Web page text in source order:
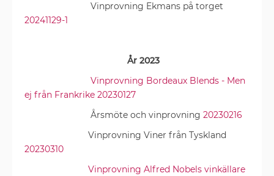
Vinprovning Ekmans på torget
20241129-1
År 2023
Vinprovning Bordeaux Blends - Men
ej från Frankrike 20230127
Årsmöte och vinprovning 20230216
Vinprovning Viner från Tyskland
20230310
Vinprovning Alfred Nobels vinkällare